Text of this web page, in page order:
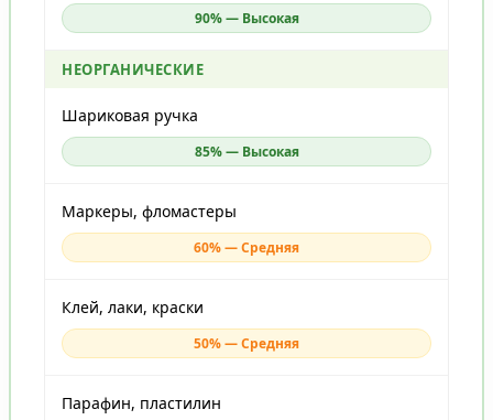
90% — Высокая
НЕОРГАНИЧЕСКИЕ
Шариковая ручка
85% — Высокая
Маркеры, фломастеры
60% — Средняя
Клей, лаки, краски
50% — Средняя
Парафин, пластилин